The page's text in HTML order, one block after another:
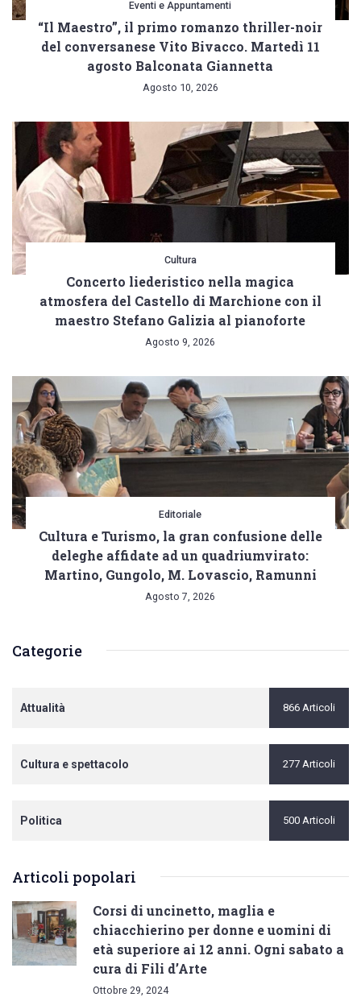
Eventi e Appuntamenti
“Il Maestro”, il primo romanzo thriller-noir
del conversanese Vito Bivacco. Martedì 11
agosto Balconata Giannetta
Agosto 10, 2026
Cultura
Concerto liederistico nella magica
atmosfera del Castello di Marchione con il
maestro Stefano Galizia al pianoforte
Agosto 9, 2026
Editoriale
Cultura e Turismo, la gran confusione delle
deleghe affidate ad un quadriumvirato:
Martino, Gungolo, M. Lovascio, Ramunni
Agosto 7, 2026
Categorie
Attualità 866 Articoli
Cultura e spettacolo 277 Articoli
Politica 500 Articoli
Articoli popolari
Corsi di uncinetto, maglia e
chiacchierino per donne e uomini di
età superiore ai 12 anni. Ogni sabato a
cura di Fili d’Arte
Ottobre 29, 2024